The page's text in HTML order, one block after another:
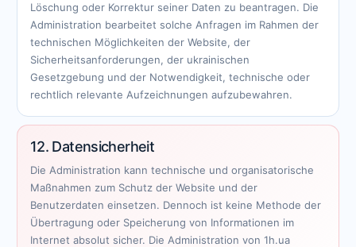
Löschung oder Korrektur seiner Daten zu beantragen. Die
Administration bearbeitet solche Anfragen im Rahmen der
technischen Möglichkeiten der Website, der
Sicherheitsanforderungen, der ukrainischen
Gesetzgebung und der Notwendigkeit, technische oder
rechtlich relevante Aufzeichnungen aufzubewahren.
12. Datensicherheit
Die Administration kann technische und organisatorische
Maßnahmen zum Schutz der Website und der
Benutzerdaten einsetzen. Dennoch ist keine Methode der
Übertragung oder Speicherung von Informationen im
Internet absolut sicher. Die Administration von 1h.ua